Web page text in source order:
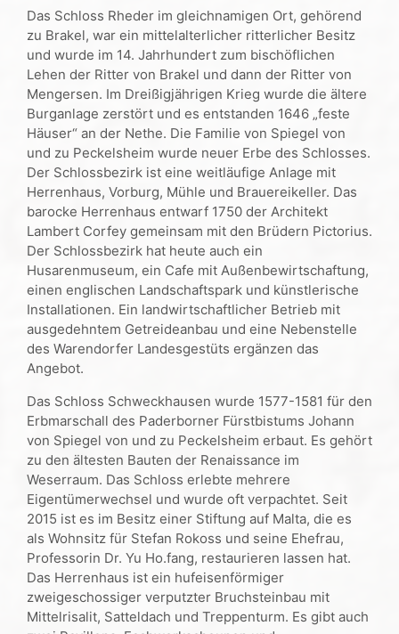
Das Schloss Rheder im gleichnamigen Ort, gehörend
zu Brakel, war ein mittelalterlicher ritterlicher Besitz
und wurde im 14. Jahrhundert zum bischöflichen
Lehen der Ritter von Brakel und dann der Ritter von
Mengersen. Im Dreißigjährigen Krieg wurde die ältere
Burganlage zerstört und es entstanden 1646 „feste
Häuser“ an der Nethe. Die Familie von Spiegel von
und zu Peckelsheim wurde neuer Erbe des Schlosses.
Der Schlossbezirk ist eine weitläufige Anlage mit
Herrenhaus, Vorburg, Mühle und Brauereikeller. Das
barocke Herrenhaus entwarf 1750 der Architekt
Lambert Corfey gemeinsam mit den Brüdern Pictorius.
Der Schlossbezirk hat heute auch ein
Husarenmuseum, ein Cafe mit Außenbewirtschaftung,
einen englischen Landschaftspark und künstlerische
Installationen. Ein landwirtschaftlicher Betrieb mit
ausgedehntem Getreideanbau und eine Nebenstelle
des Warendorfer Landesgestüts ergänzen das
Angebot.
Das Schloss Schweckhausen wurde 1577-1581 für den
Erbmarschall des Paderborner Fürstbistums Johann
von Spiegel von und zu Peckelsheim erbaut. Es gehört
zu den ältesten Bauten der Renaissance im
Weserraum. Das Schloss erlebte mehrere
Eigentümerwechsel und wurde oft verpachtet. Seit
2015 ist es im Besitz einer Stiftung auf Malta, die es
als Wohnsitz für Stefan Rokoss und seine Ehefrau,
Professorin Dr. Yu Ho.fang, restaurieren lassen hat.
Das Herrenhaus ist ein hufeisenförmiger
zweigeschossiger verputzter Bruchsteinbau mit
Mittelrisalit, Satteldach und Treppenturm. Es gibt auch